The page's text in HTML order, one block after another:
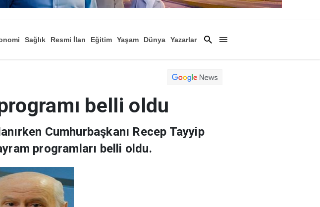
Sağlık Resmi İlan Eğitim Yaşam
Dünya
Yazarlar
belli oldu
Cumhurbaşkanı Recep Tayyip
programları belli oldu.